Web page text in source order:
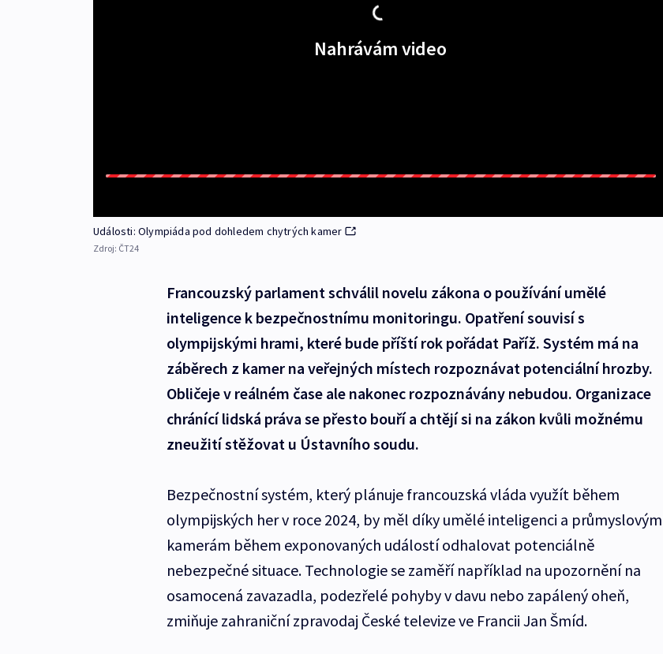
Nahrávám video
Události: Olympiáda pod dohledem chytrých kamer
Zdroj: ČT24
Francouzský parlament schválil novelu zákona o používání umělé
inteligence k bezpečnostnímu monitoringu. Opatření souvisí s
olympijskými hrami, které bude příští rok pořádat Paříž. Systém má na
záběrech z kamer na veřejných místech rozpoznávat potenciální hrozby.
Obličeje v reálném čase ale nakonec rozpoznávány nebudou. Organizace
chránící lidská práva se přesto bouří a chtějí si na zákon kvůli možnému
zneužití stěžovat u Ústavního soudu.
Bezpečnostní systém, který plánuje francouzská vláda využít během
olympijských her v roce 2024, by měl díky umělé inteligenci a průmyslovým
kamerám během exponovaných událostí odhalovat potenciálně
nebezpečné situace. Technologie se zaměří například na upozornění na
osamocená zavazadla, podezřelé pohyby v davu nebo zapálený oheň,
zmiňuje zahraniční zpravodaj České televize ve Francii Jan Šmíd.